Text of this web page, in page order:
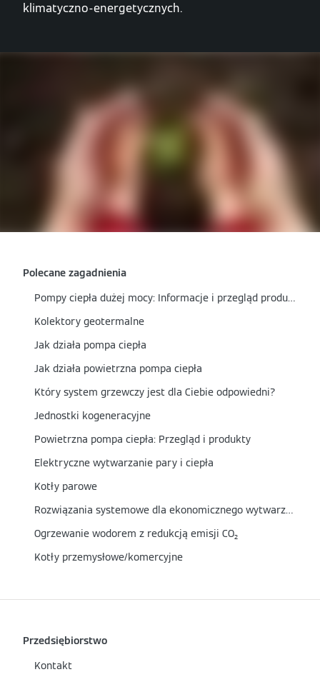
klimatyczno-energetycznych.
Polecane zagadnienia
Pompy ciepła dużej mocy: Informacje i przegląd produktów
Kolektory geotermalne
Jak działa pompa ciepła
Jak działa powietrzna pompa ciepła
Który system grzewczy jest dla Ciebie odpowiedni?
Jednostki kogeneracyjne
Powietrzna pompa ciepła: Przegląd i produkty
Elektryczne wytwarzanie pary i ciepła
Kotły parowe
Rozwiązania systemowe dla ekonomicznego wytwarzania wody gorącej i pary
Ogrzewanie wodorem z redukcją emisji CO₂
Kotły przemysłowe/komercyjne
Przedsiębiorstwo
Kontakt